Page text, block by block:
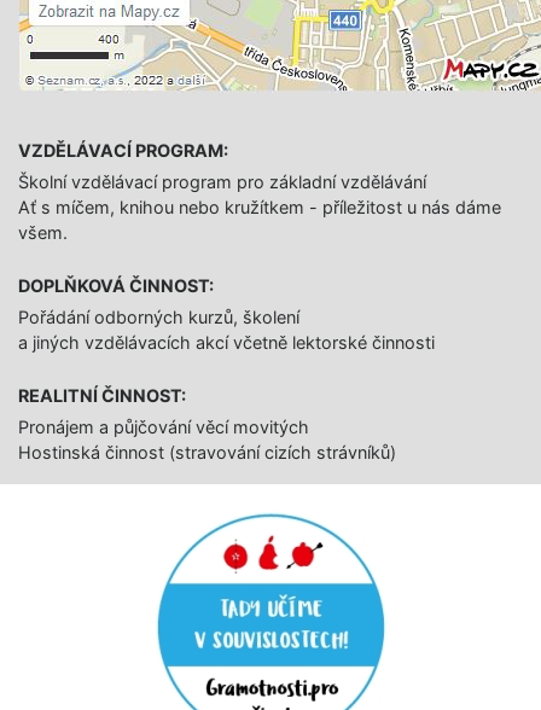
VZDĚLÁVACÍ PROGRAM:
Školní vzdělávací program pro základní vzdělávání
Ať s míčem, knihou nebo kružítkem - příležitost u nás dáme
všem.
DOPLŇKOVÁ ČINNOST:
Pořádání odborných kurzů, školení
a jiných vzdělávacích akcí včetně lektorské činnosti
REALITNÍ ČINNOST:
Pronájem a půjčování věcí movitých
Hostinská činnost (stravování cizích strávníků)